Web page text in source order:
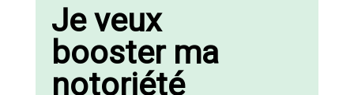
Je veux
booster ma
notoriété